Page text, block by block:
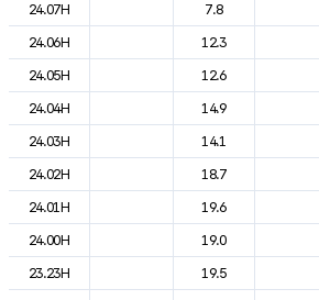
24.07H
7.8
24.06H
12.3
24.05H
12.6
24.04H
14.9
24.03H
14.1
24.02H
18.7
24.01H
19.6
24.00H
19.0
23.23H
19.5